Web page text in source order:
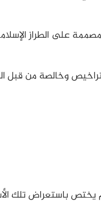
على الطراز
وخالصة من قبل
يختص باستعراض تلك